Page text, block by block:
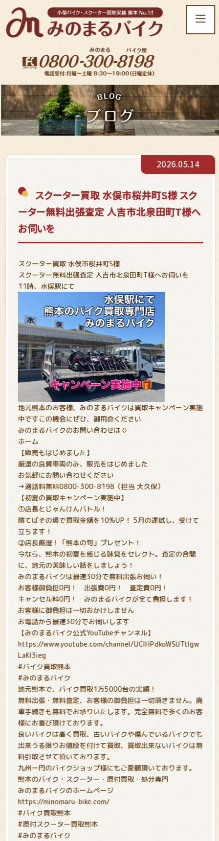
t
o
n
a
v
i
g
t
o
スクーター買取 水俣市桜井町S様 スク
ーター無料出張査定 人吉市北泉田町T様へ
お伺いを
2026.05.14
スクーター買取 水俣市桜井町S様
スクーター無料出張査定 人吉市北泉田町T様へお伺いを
11時、水俣駅にて
地元熊本のお客様、みのまるバイクは買取キャンペーン実施
中ですこの機会にぜひ、御用命ください
みのまるバイクのお問い合わせは⇩
ホーム
【販売もはじめました】
厳選の良質車両のみ、販売をはじめました
お気軽にお問い合わせください
→通話料無料0800-300-8198（担当 大久保）
【初夏の買取キャンペーン実施中】
①店長とじゃんけんバトル！
勝てばその場で買取金額を10%UP！ 5月の運試し、受けて
立ちます！
②店長厳選！「熊本の旬」プレゼント！
今なら、熊本の初夏を感じる味覚をセレクト。査定の合間
に、地元の美味しい話をしましょう！
みのまるバイクは最速30分で無料出張お伺い！
お客様御負担0円！ 出張費0円！ 査定費0円！
キャンセル料0円！ みのまるバイクが全て負担します！
お客様に御負担は一切おかけしません
お電話から最速30分でお伺いします
【みのまるバイク公式YouTubeチャンネル】
https://www.youtube.com/channel/UCIHPdkoWSUTtIgw
LaKl3ieg
#バイク買取熊本
#みのまるバイク
地元熊本で、バイク買取1万5000台の実績！
無料出張・無料査定、お客様の御負担は一切頂きません。廃
車手続きも無料でお承りいたします。完全無料で多くのお客
様にお喜び頂けております。
良いバイクは高く買取、古いバイクや傷んでいるバイクでも
出来うる限りお値段を付けて買取、買取出来ないバイクは無
料引取させて頂いております。
九州一円のバイクショップ様にもご愛顧頂いております。
熊本のバイク・スクーター・原付買取・処分専門
みのまるバイクのホームページ
https://minomaru-bike.com/
#バイク買取熊本
#原付スクーター買取熊本
#みのまるバイク